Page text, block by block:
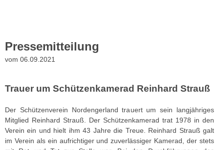
Pressemitteilung
vom 06.09.2021
Trauer um Schützenkamerad Reinhard Strauß
Der Schützenverein Nordengerland trauert um sein langjähriges
Mitglied Reinhard Strauß. Der Schützenkamerad trat 1978 in den
Verein ein und hielt ihm 43 Jahre die Treue. Reinhard Strauß galt
im Verein als ein aufrichtiger und zuverlässiger Kamerad, der stets